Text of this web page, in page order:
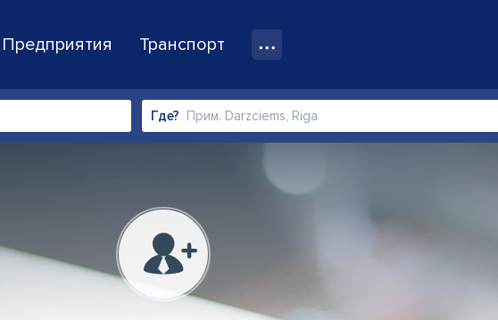
Предприятия Транспорт
Где?